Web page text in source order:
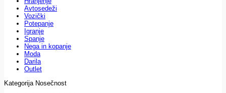
Avtosedeži
Vozički
Potepanje
Igranje
Spanje
Nega in kopanje
Moda
Darila
Outlet
Kategorija Nosečnost